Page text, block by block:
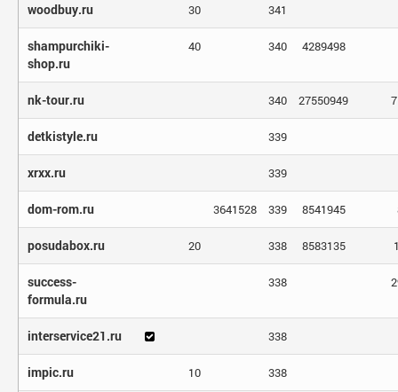
woodbuy.ru 30 341
shampurchiki-
shop.ru
40 340 4289498
nk-tour.ru 340 27550949
detkistyle.ru 339
xrxx.ru 339
dom-rom.ru 3641528 339 8541945
posudabox.ru 20 338 8583135
success-
formula.ru
338
interservice21.ru 338
impic.ru 10 338